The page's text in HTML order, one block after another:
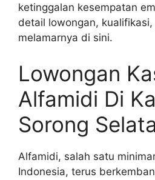
ketinggalan kesempatan
detail lowongan,
melamarnya di sini.
Lowongan
Alfamidi Di
Sorong
Alfamidi, salah satu
Indonesia, terus